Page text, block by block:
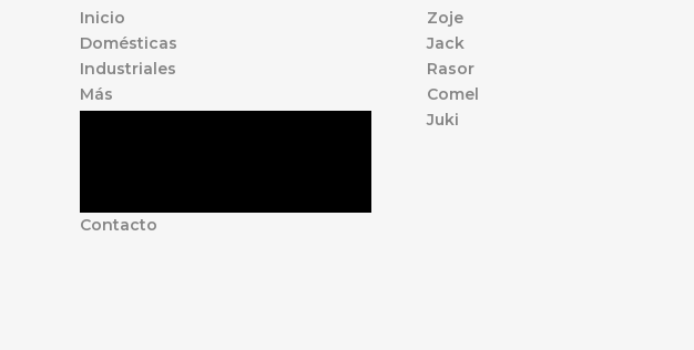
Inicio
Domésticas
Industriales
Más
Contacto
Zoje
Jack
Rasor
Comel
Juki